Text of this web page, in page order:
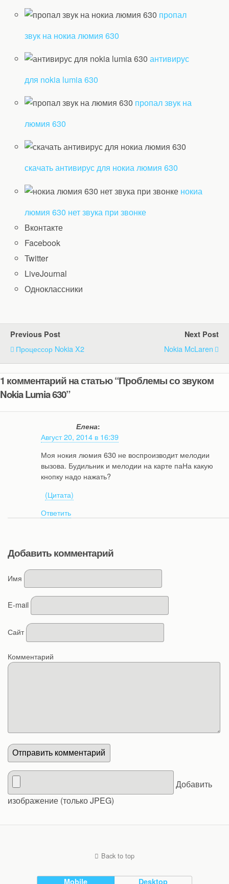
пропал
звук на нокиа люмия 630
антивирус
для nokia lumia 630
пропал звук на
люмия 630
скачать антивирус для нокиа люмия 630
нокиа
люмия 630 нет звука при звонке
Вконтакте
Facebook
Twitter
LiveJournal
Одноклассники
Previous Post
Процессор Nokia X2
Next Post
Nokia McLaren
1 комментарий на статью “Проблемы со звуком
Nokia Lumia 630”
Елена:
Август 20, 2014 в 16:39
Моя нокия люмия 630 не воспроизводит мелодии
вызова. Будильник и мелодии на карте паНа какую
кнопку надо нажать?
(Цитата)
Ответить
Добавить комментарий
Имя
E-mail
Сайт
Комментарий
Добавить
изображение (только JPEG)
Back to top
Mobile Desktop